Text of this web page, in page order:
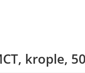
krople,